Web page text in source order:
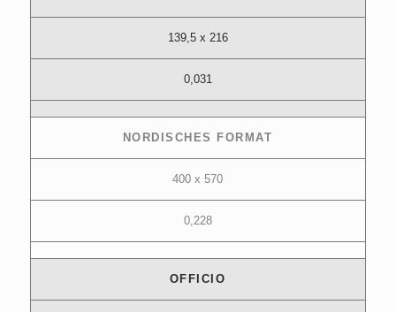
139,5 x 216
0,031
NORDISCHES FORMAT
400 x 570
0,228
OFFICIO